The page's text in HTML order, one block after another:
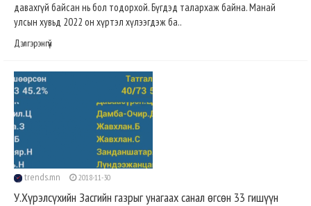
давахгүй байсан нь бол тодорхой. Бүгдэд талархаж байна. Манай
улсын хувьд 2022 он хүртэл хүлээгдэж ба..
Дэлгэрэнгүй
trends.mn 2018-11-30
У.Хүрэлсүхийн Засгийн газрыг унагаах санал өгсөн 33 гишүүн